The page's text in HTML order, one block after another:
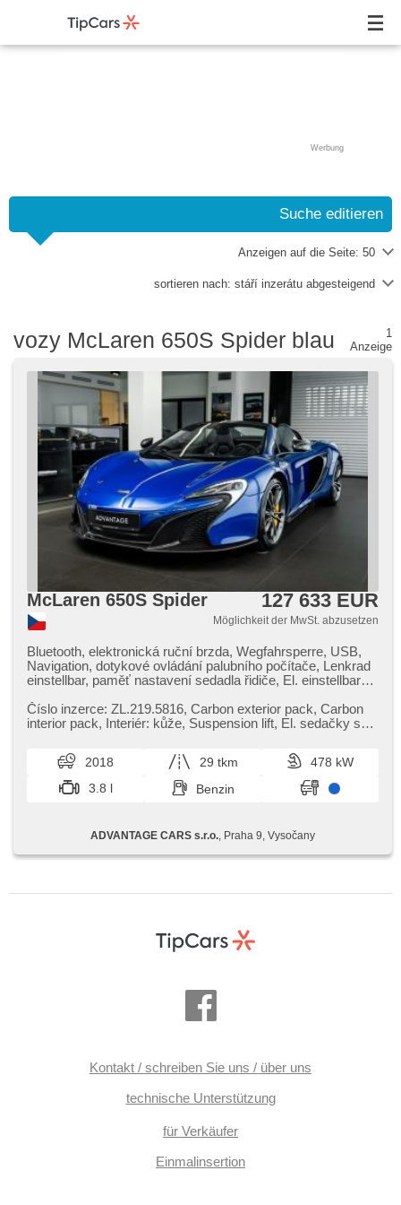
Werbung
Suche editieren
Anzeigen auf die Seite: 50
sortieren nach: stáří inzerátu abgesteigend
vozy McLaren 650S Spider blau
1
Anzeige
McLaren 650S Spider 127 633 EUR
Möglichkeit der MwSt. abzusetzen
Bluetooth, elektronická ruční brzda, Wegfahrsperre, USB,
Navigation, dotykové ovládání palubního počítače, Lenkrad
einstellbar, paměť nastavení sedadla řidiče, El. einstellbare
Klappspiegel, Getönte Scheiben, El. Wagentürschlüssung,
Zentralverriegelung, řazení pádly pod volantem,
Tempomat, Fahrkamera, parkovací senzory přední,
abgestimmter Auspuff, Elektronisches Stabilitätsprogramm
(ESP), zadní pohon, Lederpolsterung, erfüllt 'EURO V', ABS
Číslo inzerce: ZL.219.5816,​ Carbon exterior pack,​ Carbon
interior pack,​ Interiér: kůže,​ Suspension lift,​ El. sedačky s
2018 29 tkm
478 kW
3.8 l
Benzin
ADVANTAGE CARS s.r.o. , Praha 9, Vysočany
Kontakt / schreiben Sie uns / über uns
technische Unterstützung
für Verkäufer
Einmalinsertion